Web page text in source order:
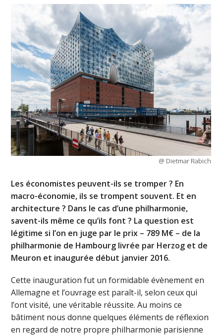
@ Dietmar Rabich
Les économistes peuvent-ils se tromper ? En
macro-économie, ils se trompent souvent. Et en
architecture ? Dans le cas d’une philharmonie,
savent-ils même ce qu’ils font ? La question est
légitime si l’on en juge par le prix – 789 M€ – de la
philharmonie de Hambourg livrée par Herzog et de
Meuron et inaugurée début janvier 2016.
Cette inauguration fut un formidable évènement en
Allemagne et l’ouvrage est paraît-il, selon ceux qui
l’ont visité, une véritable réussite. Au moins ce
bâtiment nous donne quelques éléments de réflexion
en regard de notre propre philharmonie parisienne